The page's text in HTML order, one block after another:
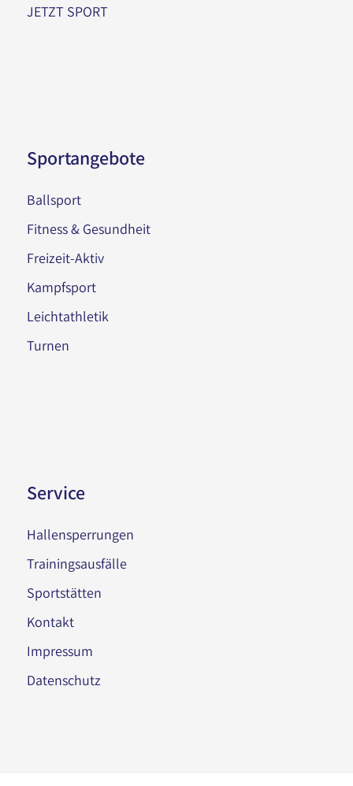
JETZT SPORT
Sportangebote
Ballsport
Fitness & Gesundheit
Freizeit-Aktiv
Kampfsport
Leichtathletik
Turnen
Service
Hallensperrungen
Trainingsausfälle
Sportstätten
Kontakt
Impressum
Datenschutz